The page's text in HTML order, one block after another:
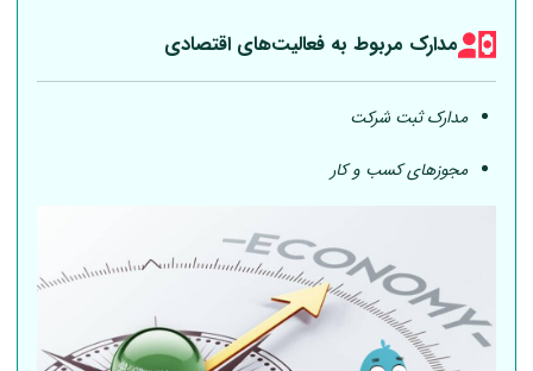
مدارک مربوط به فعالیت‎‌های اقتصادی
مدارک ثبت شرکت
مجوزهای کسب و کار